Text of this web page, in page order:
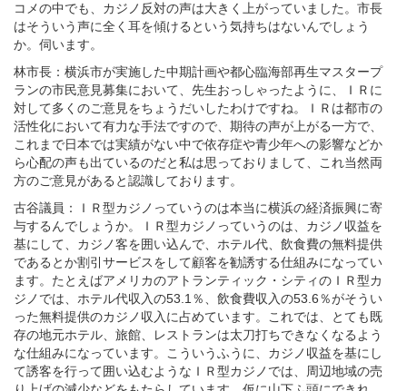
コメの中でも、カジノ反対の声は大きく上がっていました。市長
はそういう声に全く耳を傾けるという気持ちはないんでしょう
か。伺います。
林市長：横浜市が実施した中期計画や都心臨海部再生マスタープ
ランの市民意見募集において、先生おっしゃったように、ＩＲに
対して多くのご意見をちょうだいしたわけですね。ＩＲは都市の
活性化において有力な手法ですので、期待の声が上がる一方で、
これまで日本では実績がない中で依存症や青少年への影響などか
ら心配の声も出ているのだと私は思っておりまして、これ当然両
方のご意見があると認識しております。
古谷議員：ＩＲ型カジノっていうのは本当に横浜の経済振興に寄
与するんでしょうか。ＩＲ型カジノっていうのは、カジノ収益を
基にして、カジノ客を囲い込んで、ホテル代、飲食費の無料提供
であるとか割引サービスをして顧客を勧誘する仕組みになってい
ます。たとえばアメリカのアトランティック・シティのＩＲ型カ
ジノでは、ホテル代収入の53.1％、飲食費収入の53.6％がそうい
った無料提供のカジノ収入に占めています。これでは、とても既
存の地元ホテル、旅館、レストランは太刀打ちできなくなるよう
な仕組みになっています。こういうふうに、カジノ収益を基にし
て誘客を行って囲い込むようなＩＲ型カジノでは、周辺地域の売